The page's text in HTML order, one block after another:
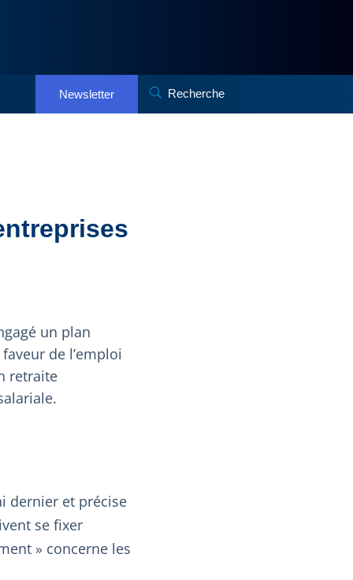
Newsletter Recherche
un plan
de l’emploi
retraite
dernier et précise
se fixer
» concerne les